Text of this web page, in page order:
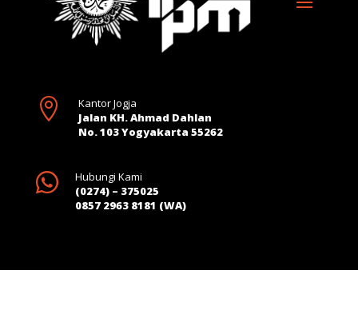

Kantor Jogja
Jalan KH. Ahmad Dahlan
No. 103 Yogyakarta 55262

Hubungi Kami
(0274) – 375025
0857 2963 8181 (WA)